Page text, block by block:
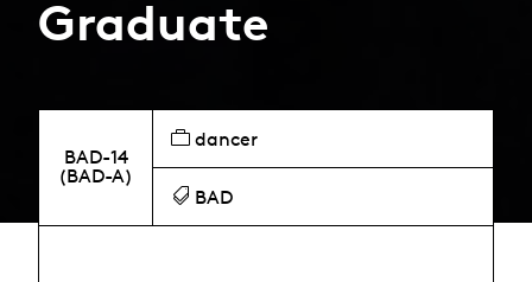
Graduate
BAD-14
(BAD-A)
dancer
BAD